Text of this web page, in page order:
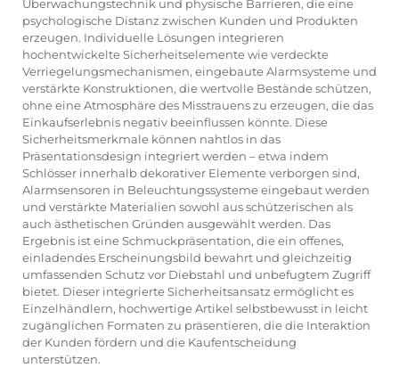
Überwachungstechnik und physische Barrieren, die eine
psychologische Distanz zwischen Kunden und Produkten
erzeugen. Individuelle Lösungen integrieren
hochentwickelte Sicherheitselemente wie verdeckte
Verriegelungsmechanismen, eingebaute Alarmsysteme und
verstärkte Konstruktionen, die wertvolle Bestände schützen,
ohne eine Atmosphäre des Misstrauens zu erzeugen, die das
Einkaufserlebnis negativ beeinflussen könnte. Diese
Sicherheitsmerkmale können nahtlos in das
Präsentationsdesign integriert werden – etwa indem
Schlösser innerhalb dekorativer Elemente verborgen sind,
Alarmsensoren in Beleuchtungssysteme eingebaut werden
und verstärkte Materialien sowohl aus schützerischen als
auch ästhetischen Gründen ausgewählt werden. Das
Ergebnis ist eine Schmuckpräsentation, die ein offenes,
einladendes Erscheinungsbild bewahrt und gleichzeitig
umfassenden Schutz vor Diebstahl und unbefugtem Zugriff
bietet. Dieser integrierte Sicherheitsansatz ermöglicht es
Einzelhändlern, hochwertige Artikel selbstbewusst in leicht
zugänglichen Formaten zu präsentieren, die die Interaktion
der Kunden fördern und die Kaufentscheidung
unterstützen.